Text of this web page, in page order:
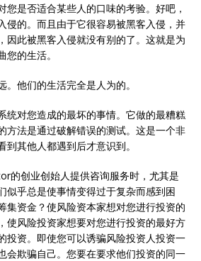
您是否适合某些人的口味的考验。好吧，
侵的。而且由于它很容易被黑客入侵，并
因此被黑客入侵就没有别的了。这就是为
的生活。
他们的生活完全是人为的。
统对您造成的最坏的事情。它做的最糟糕
方法是通过破解错误的测试。这是一个非
其他人都遇到后才意识到。
的创业创始人提供咨询服务时，尤其是
似乎总是使事情变得过于复杂而感到困
集资金？使风险资本家想对您进行投资的
使风险投资家想要对您进行投资的最好方
投资。即使您可以诱骗风险投资人投资一
会欺骗自己。您要在要求他们投资的同一